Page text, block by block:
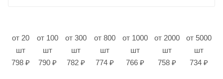
от 20
шт
798 ₽
от 100
шт
790 ₽
от 300
шт
782 ₽
от 800
шт
774 ₽
от 1000
шт
766 ₽
от 2000
шт
758 ₽
от 5000
шт
734 ₽